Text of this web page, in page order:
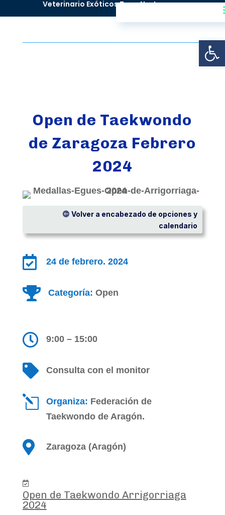
Abrir
Veterinario Exóticos Zona Norte
Open de Taekwondo
de Zaragoza Febrero
2024
Volver a encabezado de opciones y
calendario
 24 de febrero. 2024
 Categoría: Open
 9:00 – 15:00
 Consulta con el monitor
l Organiza: Federación de
Taekwondo de Aragón.
 Zaragoza (Aragón)
Open de Taekwondo Arrigorriaga
2024